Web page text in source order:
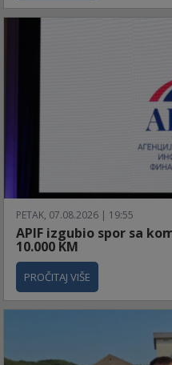
PETAK, 07.08.2026 | 19:55
APIF izgubio spor sa
10.000 KM
PROČITAJ VIŠE